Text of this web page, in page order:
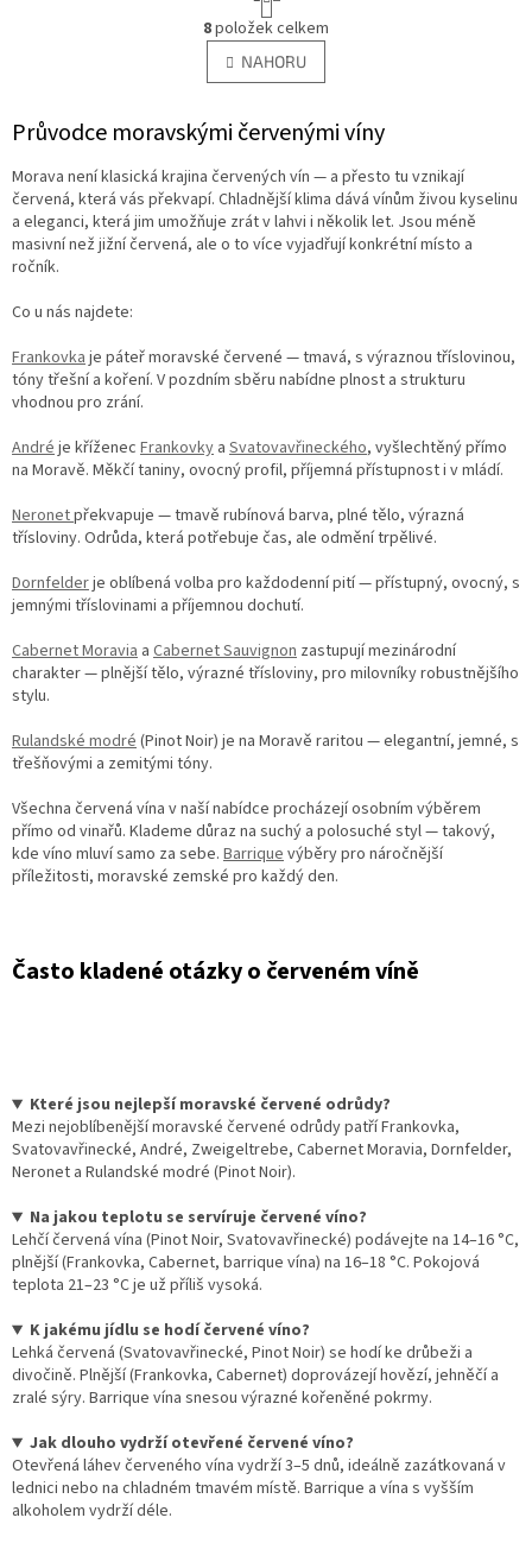
O
v
l
á
a
í
p
r
v
p
i
r
á
n
k
v
á
n
í
8položek celkem
NAHORU
Průvodce moravskými červenými víny
Morava není klasická krajina červených vín — a přesto tu vznikají
červená, která vás překvapí. Chladnější klima dává vínům živou kyselinu
a eleganci, která jim umožňuje zrát v lahvi i několik let. Jsou méně
masivní než jižní červená, ale o to více vyjadřují konkrétní místo a
ročník.
Co u nás najdete:
Frankovka je páteř moravské červené — tmavá, s výraznou tříslovinou,
tóny třešní a koření. V pozdním sběru nabídne plnost a strukturu
vhodnou pro zrání.
André je kříženec Frankovky a Svatovavřineckého, vyšlechtěný přímo
na Moravě. Měkčí taniny, ovocný profil, příjemná přístupnost i v mládí.
Neronetpřekvapuje — tmavě rubínová barva, plné tělo, výrazná
třísloviny. Odrůda, která potřebuje čas, ale odmění trpělivé.
Dornfelderje oblíbená volba pro každodenní pití — přístupný, ovocný, s
jemnými tříslovinami a příjemnou dochutí.
Cabernet Moravia a Cabernet Sauvignon zastupují mezinárodní
charakter — plnější tělo, výrazné třísloviny, pro milovníky robustnějšího
stylu.
Rulandské modré (Pinot Noir) je na Moravě raritou — elegantní, jemné, s
třešňovými a zemitými tóny.
Všechna červená vína v naší nabídce procházejí osobním výběrem
přímo od vinařů. Klademe důraz na suchý a polosuché styl — takový,
kde víno mluví samo za sebe. Barrique výběry pro náročnější
příležitosti, moravské zemské pro každý den.
Často kladené otázky o červeném víně
Které jsou nejlepší moravské červené odrůdy?
Mezi nejoblíbenější moravské červené odrůdy patří Frankovka,
Svatovavřinecké, André, Zweigeltrebe, Cabernet Moravia, Dornfelder,
Neronet a Rulandské modré (Pinot Noir).
Na jakou teplotu se servíruje červené víno?
Lehčí červená vína (Pinot Noir, Svatovavřinecké) podávejte na 14–16 °C,
plnější (Frankovka, Cabernet, barrique vína) na 16–18 °C. Pokojová
teplota 21–23 °C je už příliš vysoká.
K jakému jídlu se hodí červené víno?
Lehká červená (Svatovavřinecké, Pinot Noir) se hodí ke drůbeži a
divočině. Plnější (Frankovka, Cabernet) doprovázejí hovězí, jehněčí a
zralé sýry. Barrique vína snesou výrazné kořeněné pokrmy.
Jak dlouho vydrží otevřené červené víno?
Otevřená láhev červeného vína vydrží 3–5 dnů, ideálně zazátkovaná v
lednici nebo na chladném tmavém místě. Barrique a vína s vyšším
alkoholem vydrží déle.